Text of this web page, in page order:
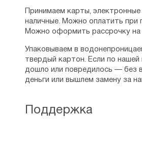
Поддержка
Принимаем карты,
наличные. Можно оплатить при
Можно оформить рассрочку на
Упаковываем в
твердый картон. Если по нашей
дошло или повредилось — без
деньги или вышлем замену за